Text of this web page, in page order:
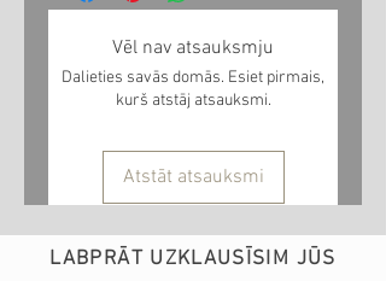
Vēl nav atsauksmju
Dalieties savās domās. Esiet pirmais,
kurš atstāj atsauksmi.
Atstāt atsauksmi
LABPRĀT UZKLAUSĪSIM JŪS